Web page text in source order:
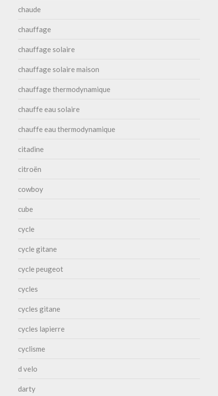
chaude
chauffage
chauffage solaire
chauffage solaire maison
chauffage thermodynamique
chauffe eau solaire
chauffe eau thermodynamique
citadine
citroën
cowboy
cube
cycle
cycle gitane
cycle peugeot
cycles
cycles gitane
cycles lapierre
cyclisme
d velo
darty